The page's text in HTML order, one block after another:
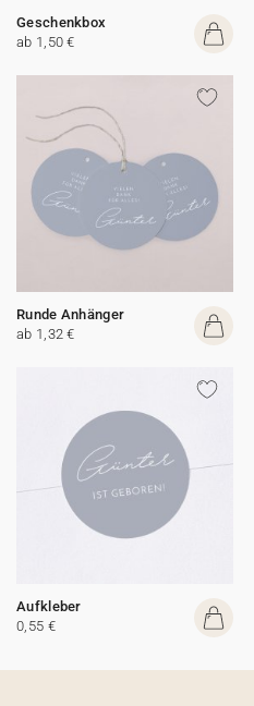
Geschenkbox
ab 1,50 €
Runde Anhänger
ab 1,32 €
Aufkleber
0,55 €